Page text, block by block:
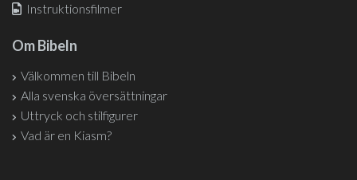
Instruktionsfilmer
Om Bibeln
Välkommen till Bibeln
Alla svenska översättningar
Uttryck och stilfigurer
Vad är en Kiasm?